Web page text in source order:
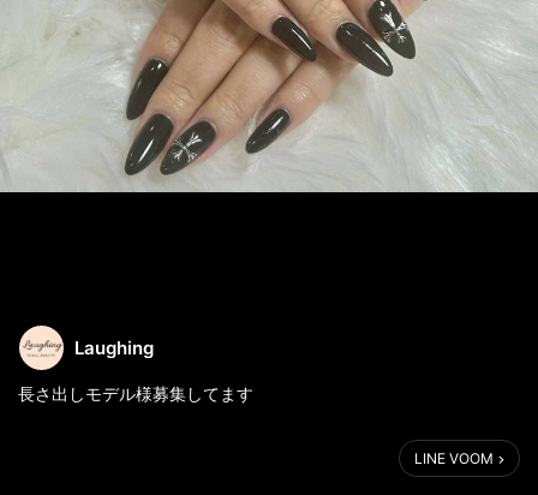
Laughing
長さ出しモデル様募集してます
#浜松ネイルサロン#ネイルサロン浜松#浜松ママ#市野イオン#浜
松ネイル#浜松ネイリスト募集#Laughing#ネイルサロン#浜松市
LINE VOOM